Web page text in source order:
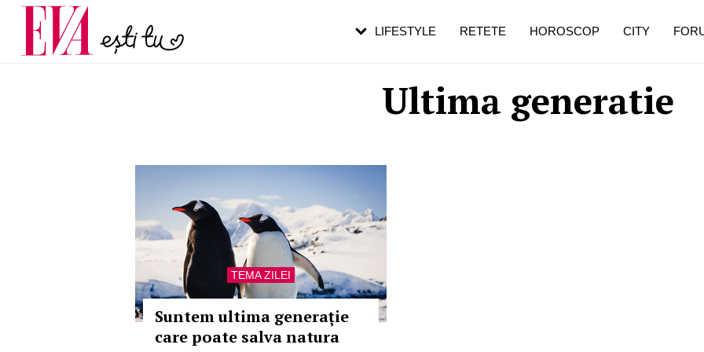
Ultima generatie
TEMA ZILEI
Suntem ultima generație
care poate salva natura
LIFESTYLE RETETE HOROSCOP CITY
Carieră
Actualitate
pe măsură ce înaintezi în vârstă
de dureroasă este investigația